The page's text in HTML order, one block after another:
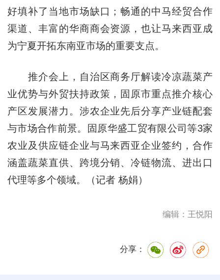
好填补了当地市场缺口；畅通的中马经贸合作
渠道、丰富的华商商会资源，也让马来西亚成
为宁夏开拓东南亚市场的重要支点。
推介会上，自治区商务厅解读冷凉蔬菜产
业优势与外贸扶持政策，固原市重点推介核心
产区发展潜力。涉农企业先后分享产业链配套
与市场合作前景。固原华盛工贸有限公司等3家
农业及供应链企业与马来西亚企业签约，合作
涵盖蔬菜直供、跨境分销、冷链物流、进出口
代理等多个领域。（记者 杨娟）
编辑：王悦阳
分享：